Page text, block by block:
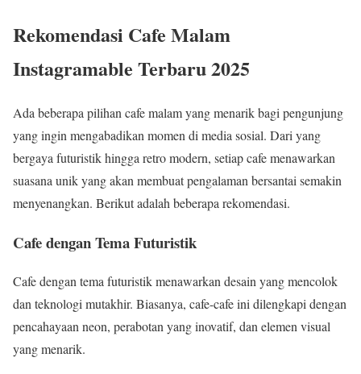
Rekomendasi Cafe Malam
Instagramable Terbaru 2025
Ada beberapa pilihan cafe malam yang menarik bagi pengunjung
yang ingin mengabadikan momen di media sosial. Dari yang
bergaya futuristik hingga retro modern, setiap cafe menawarkan
suasana unik yang akan membuat pengalaman bersantai semakin
menyenangkan. Berikut adalah beberapa rekomendasi.
Cafe dengan Tema Futuristik
Cafe dengan tema futuristik menawarkan desain yang mencolok
dan teknologi mutakhir. Biasanya, cafe-cafe ini dilengkapi dengan
pencahayaan neon, perabotan yang inovatif, dan elemen visual
yang menarik.